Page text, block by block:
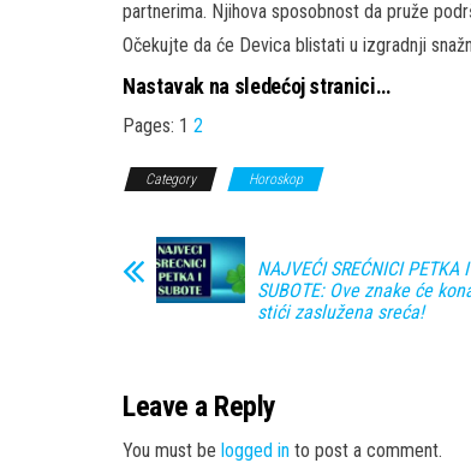
partnerima. Njihova sposobnost da pruže
Očekujte da će Devica blistati u izgradnji
Nastavak na sledećoj stranici…
Pages: 1 2
Category Horoskop
NAJVEĆI SREĆNICI PETKA I
SUBOTE: Ove znake će
stići zaslužena sreća!
Leave a Reply
You must be logged in to post a comment.